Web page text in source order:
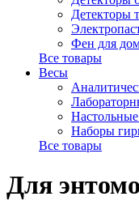
Детекторы
Фен для
Все товары
Весы
Наборы
Все товары
Для